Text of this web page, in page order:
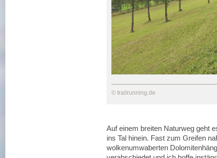
© trailrunning.de
Auf einem breiten Naturweg geht
ins Tal hinein. Fast zum Greifen
wolkenumwaberten